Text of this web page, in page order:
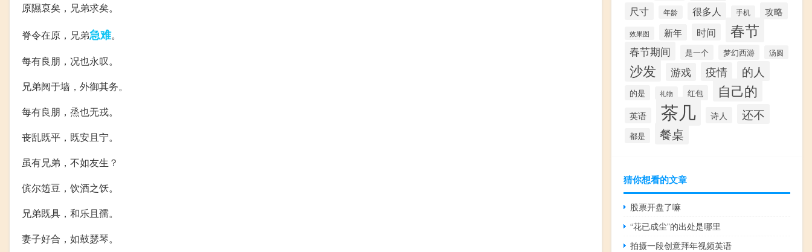
原隰裒矣，兄弟求矣。
脊令在原，兄弟急难。
每有良朋，况也永叹。
兄弟阋于墙，外御其务。
每有良朋，烝也无戎。
丧乱既平，既安且宁。
虽有兄弟，不如友生？
傧尔笾豆，饮酒之饫。
兄弟既具，和乐且孺。
妻子好合，如鼓瑟琴。
尺寸 年龄 很多人 手机 攻略
效果图 新年 时间 春节
春节期间 是一个 梦幻西游 汤圆
沙发 游戏 疫情 的人
的是 礼物 红包 自己的
英语 茶几 诗人 还不
都是 餐桌
猜你想看的文章
股票开盘了嘛
“花已成尘”的出处是哪里
拍摄一段创意拜年视频英语